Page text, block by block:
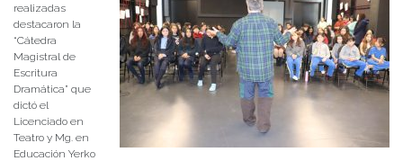
realizadas
destacaron la
“Cátedra
Magistral de
Escritura
Dramática” que
dictó el
Licenciado en
Teatro y Mg. en
Educación Yerko